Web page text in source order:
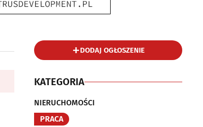
DODAJ OGŁOSZENIE
KATEGORIA
NIERUCHOMOŚCI
PRACA